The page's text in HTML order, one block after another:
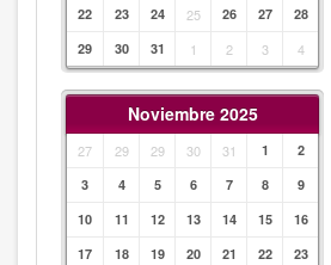
22
23 24 25 26 27
28
29
30 31 1 2 3 4
Noviembre 2025
27 29 29 30 31 1
2
3
4 5 6 7 8
9
10
11 12 13 14 15
16
17
18 19 20 21 22
23